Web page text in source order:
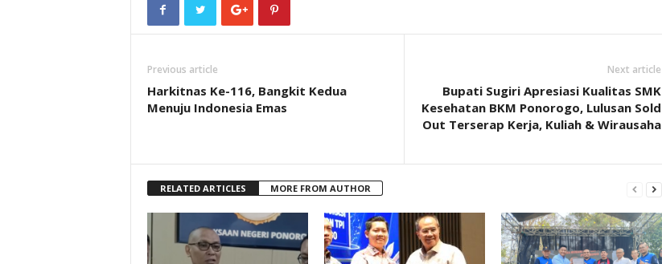
Previous article
Harkitnas Ke-116, Bangkit Kedua
Menuju Indonesia Emas
Next article
Bupati Sugiri Apresiasi Kualitas SMK
Kesehatan BKM Ponorogo, Lulusan Sold
Out Terserap Kerja, Kuliah & Wirausaha
RELATED ARTICLES MORE FROM AUTHOR